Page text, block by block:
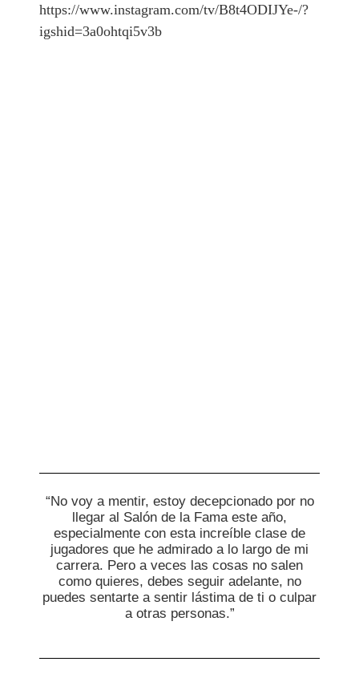
https://www.instagram.com/tv/B8t4ODIJYe-/?
igshid=3a0ohtqi5v3b
“No voy a mentir, estoy decepcionado por no
llegar al Salón de la Fama este año,
especialmente con esta increíble clase de
jugadores que he admirado a lo largo de mi
carrera. Pero a veces las cosas no salen
como quieres, debes seguir adelante, no
puedes sentarte a sentir lástima de ti o culpar
a otras personas.”